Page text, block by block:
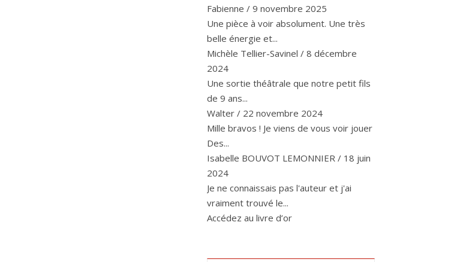
Fabienne / 9 novembre 2025
Une pièce à voir absolument. Une très
belle énergie et...
Michèle Tellier-Savinel / 8 décembre
2024
Une sortie théâtrale que notre petit fils
de 9 ans...
Walter / 22 novembre 2024
Mille bravos ! Je viens de vous voir jouer
Des...
Isabelle BOUVOT LEMONNIER / 18 juin
2024
Je ne connaissais pas l'auteur et j'ai
vraiment trouvé le...
Accédez au livre d’or